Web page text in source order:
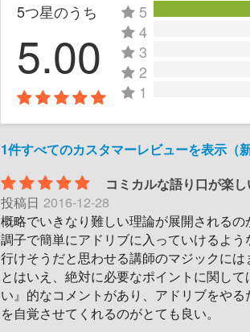
5つ星のうち
5.00
5
4
3
2
1
1件すべてのカスタマーレビューを表示（
コミカルな語り口が楽
投稿日 2016-12-28
概略でいきなり難しい理論が展開される
調子で簡単にアドリブに入っていけるよ
行けそうだと思わせる講師のマジックには
とはいえ、絶対に必要なポイントに関し
い』的なコメントがあり、アドリブをや
を自覚させてくれるのがとても良い。